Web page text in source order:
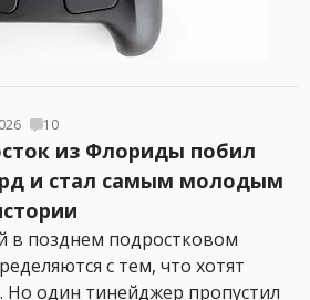
10
из Флориды побил
и стал самым молодым
в позднем подростковом
с тем, что хотят
Но один тинейджер пропустил